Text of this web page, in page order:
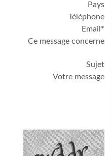
Pays
Téléphone
Email*
Ce message concerne
Sujet
Votre message